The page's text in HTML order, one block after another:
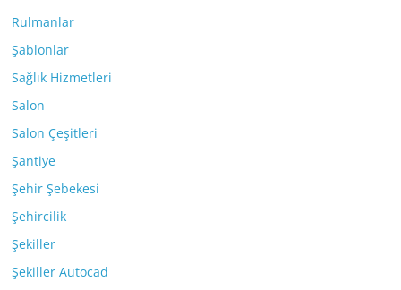
Rulmanlar
Şablonlar
Sağlık Hizmetleri
Salon
Salon Çeşitleri
Şantiye
Şehir Şebekesi
Şehircilik
Şekiller
Şekiller Autocad